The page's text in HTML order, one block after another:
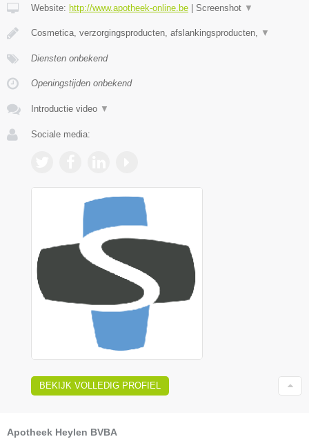
Website: http://www.apotheek-online.be | Screenshot ▼
Cosmetica, verzorgingsproducten, afslankingsproducten, ▼
Diensten onbekend
Openingstijden onbekend
Introductie video ▼
Sociale media:
BEKIJK VOLLEDIG PROFIEL
Apotheek Heylen BVBA